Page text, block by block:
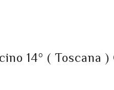
14° ( Toscana